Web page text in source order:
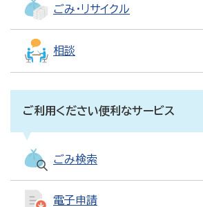
ごみ・リサイクル
相談
ご利用ください便利なサービス
ごみ検索
電子申請